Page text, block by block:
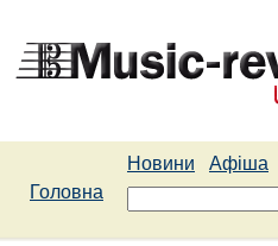
Новини Афіша
Головна